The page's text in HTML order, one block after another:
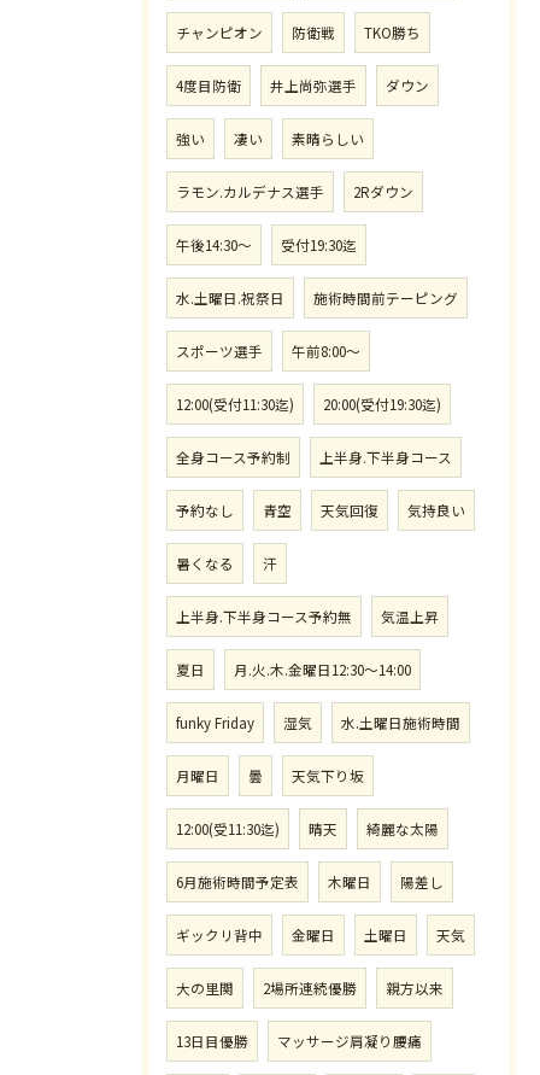
チャンピオン 防衛戦 TKO勝ち
4度目防衛 井上尚弥選手 ダウン
強い 凄い 素晴らしい
ラモン.カルデナス選手 2Rダウン
午後14:30〜 受付19:30迄
水.土曜日.祝祭日 施術時間前テーピング
スポーツ選手 午前8:00〜
12:00(受付11:30迄) 20:00(受付19:30迄)
全身コース予約制 上半身.下半身コース
予約なし 青空 天気回復 気持良い
暑くなる 汗
上半身.下半身コース予約無 気温上昇
夏日 月.火.木.金曜日12:30〜14:00
funky Friday 湿気 水.土曜日施術時間
月曜日 曇 天気下り坂
12:00(受11:30迄) 晴天 綺麗な太陽
6月施術時間予定表 木曜日 陽差し
ギックリ背中 金曜日 土曜日 天気
大の里関 2場所連続優勝 親方以来
13日目優勝 マッサージ肩凝り腰痛